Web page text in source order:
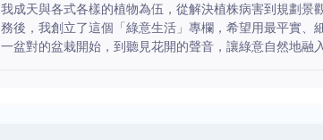
我成天與各式各樣的植物為伍，從解決植株病害到規劃
務後，我創立了這個「綠意生活」專欄，希望用最平實
一盆對的盆栽開始，到聽見花開的聲音，讓綠意自然地融